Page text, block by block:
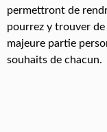
permettront de
pourrez y trouver
majeure partie
souhaits de chacun.